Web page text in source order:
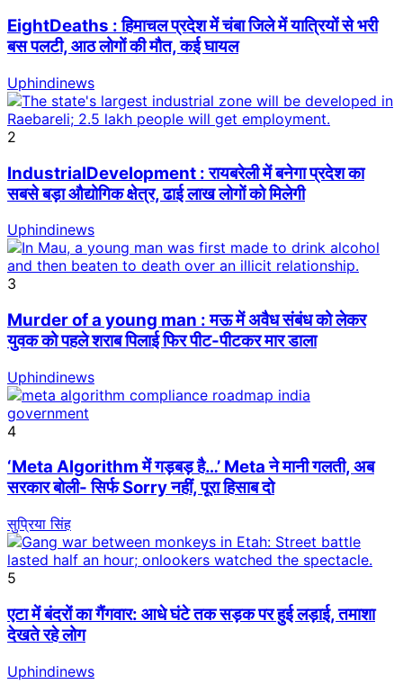
EightDeaths : हिमाचल प्रदेश में चंबा जिले में यात्रियों से भरी
बस पलटी, आठ लोगों की मौत, कई घायल
Uphindinews
2
IndustrialDevelopment : रायबरेली में बनेगा प्रदेश का
सबसे बड़ा औद्योगिक क्षेत्र, ढाई लाख लोगों को मिलेगी
Uphindinews
3
Murder of a young man : मऊ में अवैध संबंध को लेकर
युवक को पहले शराब पिलाई फिर पीट-पीटकर मार डाला
Uphindinews
4
‘Meta Algorithm में गड़बड़ है…’ Meta ने मानी गलती, अब
सरकार बोली- सिर्फ Sorry नहीं, पूरा हिसाब दो
सुप्रिया सिंह
5
एटा में बंदरों का गैंगवार: आधे घंटे तक सड़क पर हुई लड़ाई, तमाशा
देखते रहे लोग
Uphindinews